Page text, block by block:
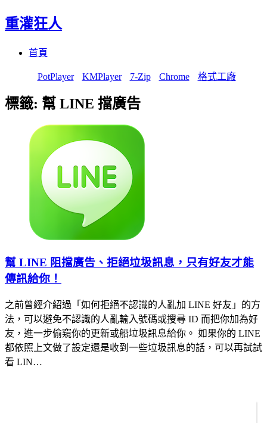
重灌狂人
首頁
PotPlayer KMPlayer 7-Zip Chrome 格式工廠
標籤: 幫 LINE 擋廣告
幫 LINE 阻擋廣告、拒絕垃圾訊息，只有好友才能
傳訊給你！
之前曾經介紹過「如何拒絕不認識的人亂加 LINE 好友」的方
法，可以避免不認識的人亂輸入號碼或搜尋 ID 而把你加為好
友，進一步偷窺你的更新或船垃圾訊息給你。 如果你的 LINE
都依照上文做了設定還是收到一些垃圾訊息的話，可以再試試
看 LIN…